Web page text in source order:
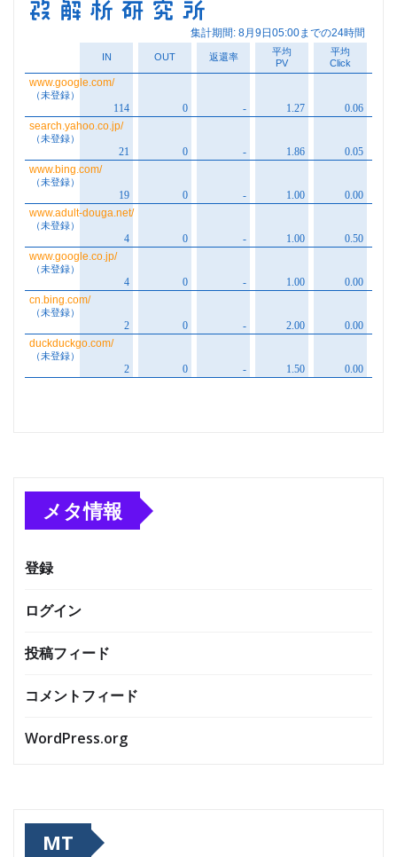
メタ情報
登録
ログイン
投稿フィード
コメントフィード
WordPress.org
MT